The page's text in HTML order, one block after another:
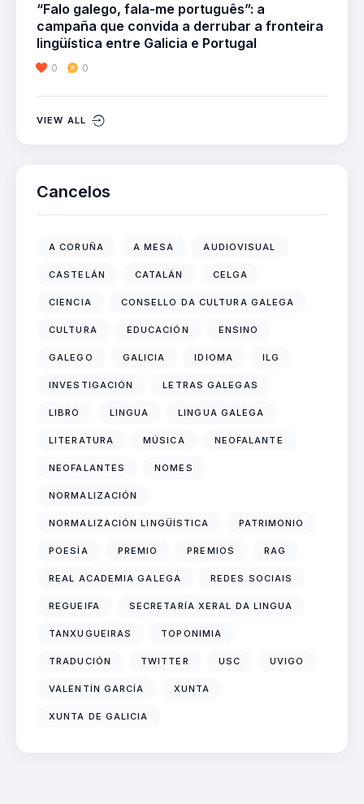
“Falo galego, fala-me português”: a
campaña que convida a derrubar a fronteira
lingüística entre Galicia e Portugal
0 0
VIEW ALL
Cancelos
A CORUÑA A MESA AUDIOVISUAL
CASTELÁN CATALÁN CELGA
CIENCIA CONSELLO DA CULTURA GALEGA
CULTURA EDUCACIÓN ENSINO
GALEGO GALICIA IDIOMA ILG
INVESTIGACIÓN LETRAS GALEGAS
LIBRO LINGUA LINGUA GALEGA
LITERATURA MÚSICA NEOFALANTE
NEOFALANTES NOMES
NORMALIZACIÓN
NORMALIZACIÓN LINGÜÍSTICA PATRIMONIO
POESÍA PREMIO PREMIOS RAG
REAL ACADEMIA GALEGA REDES SOCIAIS
REGUEIFA SECRETARÍA XERAL DA LINGUA
TANXUGUEIRAS TOPONIMIA
TRADUCIÓN TWITTER USC UVIGO
VALENTÍN GARCÍA XUNTA
XUNTA DE GALICIA